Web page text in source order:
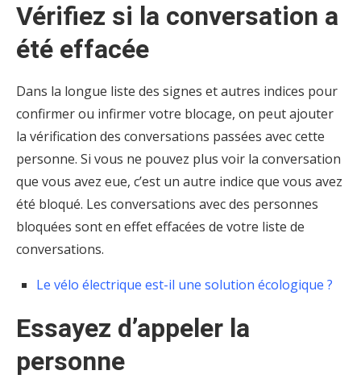
Vérifiez si la conversation a
été effacée
Dans la longue liste des signes et autres indices pour
confirmer ou infirmer votre blocage, on peut ajouter
la vérification des conversations passées avec cette
personne. Si vous ne pouvez plus voir la conversation
que vous avez eue, c’est un autre indice que vous avez
été bloqué. Les conversations avec des personnes
bloquées sont en effet effacées de votre liste de
conversations.
Le vélo électrique est-il une solution écologique ?
Essayez d’appeler la
personne